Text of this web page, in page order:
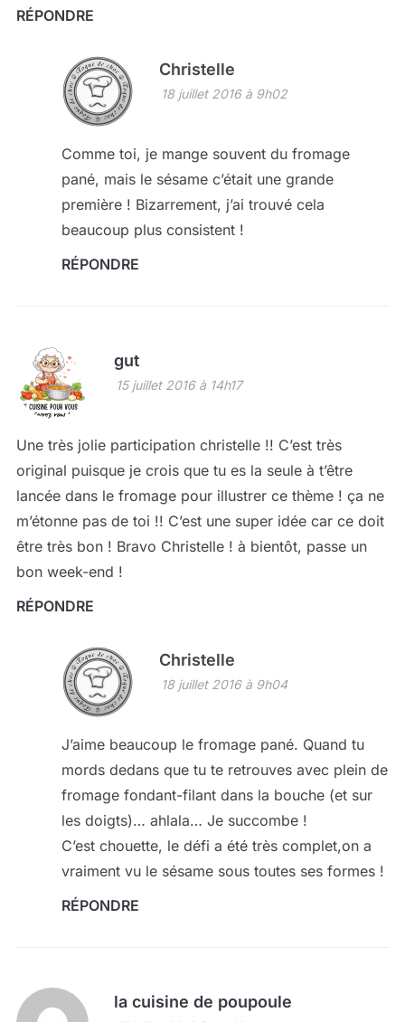
RÉPONDRE
Christelle
18 juillet 2016 à 9h02
Comme toi, je mange souvent du fromage
pané, mais le sésame c’était une grande
première ! Bizarrement, j’ai trouvé cela
beaucoup plus consistent !
RÉPONDRE
gut
15 juillet 2016 à 14h17
Une très jolie participation christelle !! C’est très
original puisque je crois que tu es la seule à t’être
lancée dans le fromage pour illustrer ce thème ! ça ne
m’étonne pas de toi !! C’est une super idée car ce doit
être très bon ! Bravo Christelle ! à bientôt, passe un
bon week-end !
RÉPONDRE
Christelle
18 juillet 2016 à 9h04
J’aime beaucoup le fromage pané. Quand tu
mords dedans que tu te retrouves avec plein de
fromage fondant-filant dans la bouche (et sur
les doigts)… ahlala… Je succombe !
C’est chouette, le défi a été très complet,on a
vraiment vu le sésame sous toutes ses formes !
RÉPONDRE
la cuisine de poupoule